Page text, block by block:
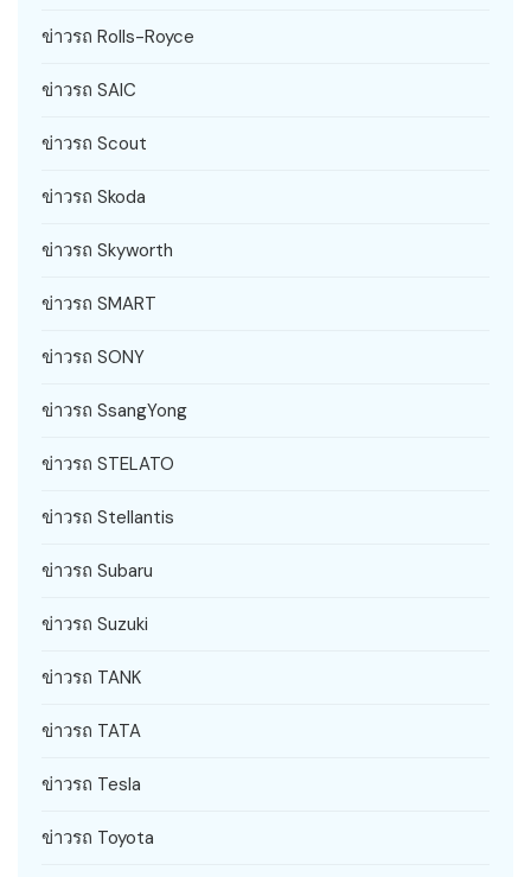
ข่าวรถ Rolls-Royce
ข่าวรถ SAIC
ข่าวรถ Scout
ข่าวรถ Skoda
ข่าวรถ Skyworth
ข่าวรถ SMART
ข่าวรถ SONY
ข่าวรถ SsangYong
ข่าวรถ STELATO
ข่าวรถ Stellantis
ข่าวรถ Subaru
ข่าวรถ Suzuki
ข่าวรถ TANK
ข่าวรถ TATA
ข่าวรถ Tesla
ข่าวรถ Toyota